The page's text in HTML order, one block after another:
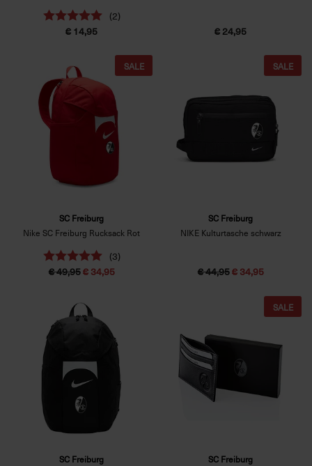
(2)
€ 14,95
€ 24,95
SC Freiburg
Nike SC Freiburg Rucksack Rot
(3)
€ 49,95€ 34,95
SALE
SC Freiburg
NIKE Kulturtasche schwarz
€ 44,95€ 34,95
SALE
SC Freiburg
SC Freiburg
SALE